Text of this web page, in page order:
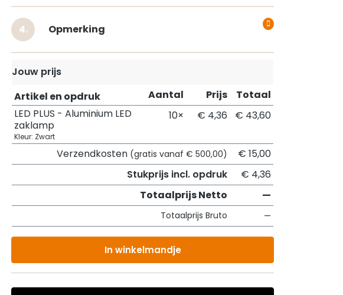
Opmerking
Jouw prijs
Artikel en opdruk
Aantal Prijs
Totaal
LED PLUS - Aluminium LED
zaklamp
Kleur: Zwart
10× € 4,36 € 43,60
Verzendkosten (gratis vanaf € 500,00)
€ 15,00
Stukprijs incl. opdruk
€ 4,36
Totaalprijs Netto
—
Totaalprijs Bruto —
In winkelmandje